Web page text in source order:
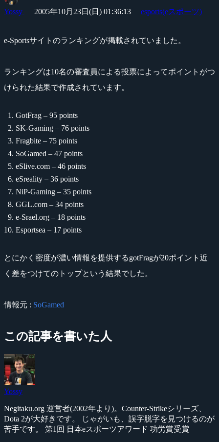
Yossy 2005年10月23日(日) 01:36:13 esports(eスポーツ)
e-Sportsサイトのランキングが掲載されていました。
ランキングは10名の審査員による投票によってポイントがつ
けられた結果で作成されています。
GotFrag – 95 points
SK-Gaming – 76 points
Fragbite – 75 points
SoGamed – 47 points
eSlive.com – 46 points
eSreality – 36 points
NiP-Gaming – 35 points
GGL.com – 34 points
e-Srael.org – 18 points
Esportsea – 17 points
とにかく密度が濃い情報を提供するgotFragが20ポイント近
く差をつけてのトップという結果でした。
情報元 : SoGamed
この記事を書いた人
Yossy
Negitaku.org 運営者(2002年より)。Counter-Strikeシリーズ、
Dota 2が大好きです。 じゃがいも、誤字脱字を見つけるのが
苦手です。 第1回 日本eスポーツアワード 功労賞受賞